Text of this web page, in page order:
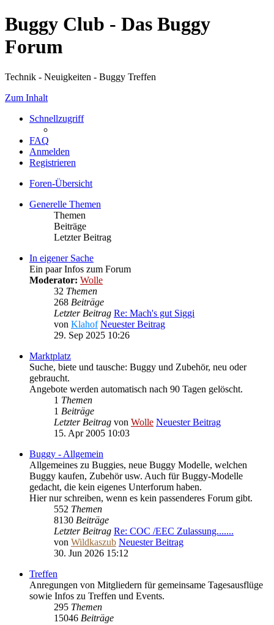
Buggy Club - Das Buggy
Forum
Technik - Neuigkeiten - Buggy Treffen
Zum Inhalt
Schnellzugriff
FAQ
Anmelden
Registrieren
Foren-Übersicht
Generelle Themen
Themen
Beiträge
Letzter Beitrag
In eigener Sache
Ein paar Infos zum Forum
Moderator: Wolle
32 Themen
268 Beiträge
Letzter Beitrag Re: Mach's gut Siggi
von Klahof Neuester Beitrag
29. Sep 2025 10:26
Marktplatz
Suche, biete und tausche: Buggy und Zubehör, neu oder
gebraucht.
Angebote werden automatisch nach 90 Tagen gelöscht.
1 Themen
1 Beiträge
Letzter Beitrag von Wolle Neuester Beitrag
15. Apr 2005 10:03
Buggy - Allgemein
Allgemeines zu Buggies, neue Buggy Modelle, welchen
Buggy kaufen, Zubehör usw. Auch für Buggy-Modelle
gedacht, die kein eigenes Unterforum haben.
Hier nur schreiben, wenn es kein passenderes Forum gibt.
552 Themen
8130 Beiträge
Letzter Beitrag Re: COC /EEC Zulassung.......
von Wildkaszub Neuester Beitrag
30. Jun 2026 15:12
Treffen
Anregungen von Mitgliedern für gemeinsame Tagesausflüge
sowie Infos zu Treffen und Events.
295 Themen
15046 Beiträge